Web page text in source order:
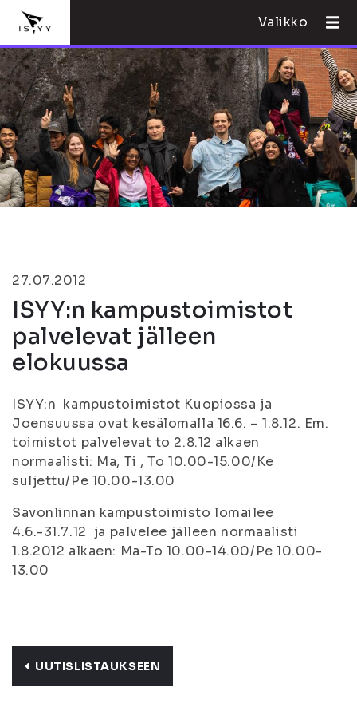
Valikko
27.07.2012
ISYY:n kampustoimistot
palvelevat jälleen
elokuussa
ISYY:n kampustoimistot Kuopiossa ja
Joensuussa ovat kesälomalla 16.6. – 1.8.12. Em.
toimistot palvelevat to 2.8.12 alkaen
normaalisti: Ma, Ti , To 10.00-15.00/Ke
suljettu/Pe 10.00-13.00
Savonlinnan kampustoimisto lomailee
4.6.-31.7.12 ja palvelee jälleen normaalisti
1.8.2012 alkaen: Ma-To 10.00-14.00/Pe 10.00-
13.00
UUTISLISTAUKSEEN